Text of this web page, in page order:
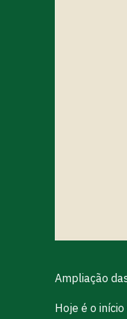
Ampliação
Hoje é o